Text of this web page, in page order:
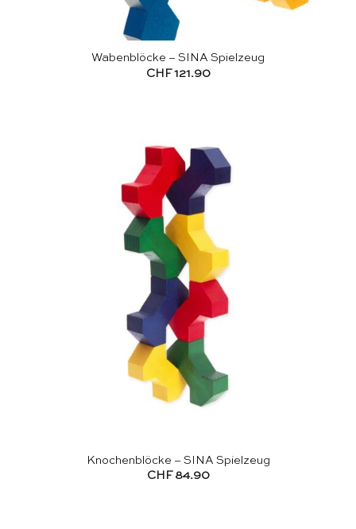
Wabenblöcke – SINA Spielzeug
CHF121.90
Knochenblöcke – SINA Spielzeug
CHF 84.90